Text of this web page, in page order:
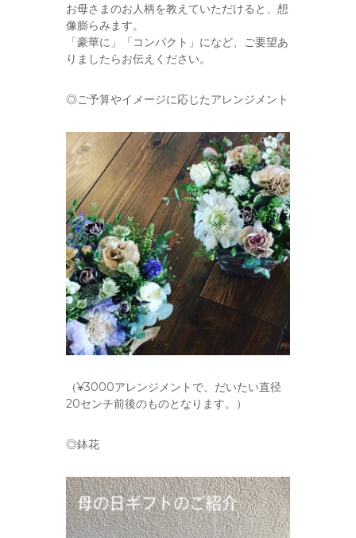
お母さまのお人柄を教えていただけると、想
像膨らみます。
「豪華に」「コンパクト」になど、ご要望あ
りましたらお伝えください。
◎ご予算やイメージに応じたアレンジメント
（¥3000アレンジメントで、だいたい直径
20センチ前後のものとなります。）
◎鉢花